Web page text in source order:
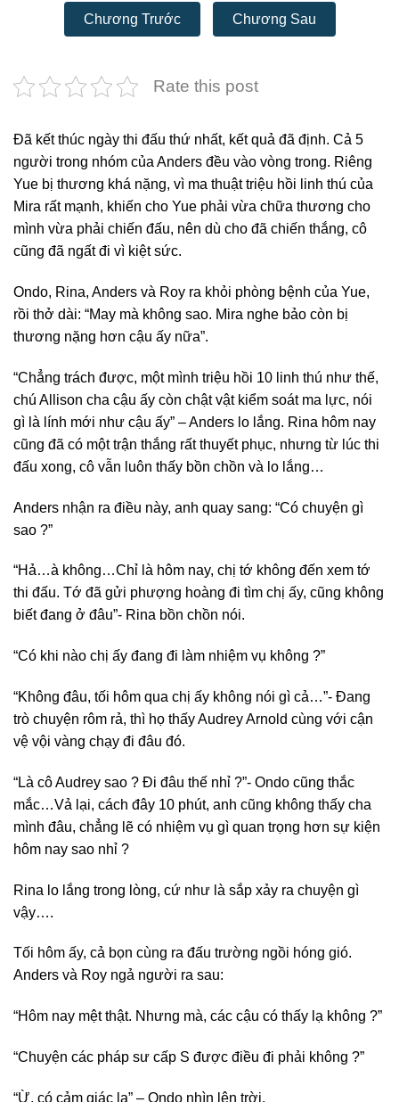
Chương Trước Chương Sau
Rate this post
Đã kết thúc ngày thi đấu thứ nhất, kết quả đã định. Cả 5
người trong nhóm của Anders đều vào vòng trong. Riêng
Yue bị thương khá nặng, vì ma thuật triệu hồi linh thú của
Mira rất mạnh, khiến cho Yue phải vừa chữa thương cho
mình vừa phải chiến đấu, nên dù cho đã chiến thắng, cô
cũng đã ngất đi vì kiệt sức.
Ondo, Rina, Anders và Roy ra khỏi phòng bệnh của Yue,
rồi thở dài: “May mà không sao. Mira nghe bảo còn bị
thương nặng hơn cậu ấy nữa”.
“Chẳng trách được, một mình triệu hồi 10 linh thú như thế,
chú Allison cha cậu ấy còn chật vật kiểm soát ma lực, nói
gì là lính mới như cậu ấy” – Anders lo lắng. Rina hôm nay
cũng đã có một trận thắng rất thuyết phục, nhưng từ lúc thi
đấu xong, cô vẫn luôn thấy bồn chồn và lo lắng…
Anders nhận ra điều này, anh quay sang: “Có chuyện gì
sao ?”
“Hả…à không…Chỉ là hôm nay, chị tớ không đến xem tớ
thi đấu. Tớ đã gửi phượng hoàng đi tìm chị ấy, cũng không
biết đang ở đâu”- Rina bồn chồn nói.
“Có khi nào chị ấy đang đi làm nhiệm vụ không ?”
“Không đâu, tối hôm qua chị ấy không nói gì cả…”- Đang
trò chuyện rôm rả, thì họ thấy Audrey Arnold cùng với cận
vệ vội vàng chạy đi đâu đó.
“Là cô Audrey sao ? Đi đâu thế nhỉ ?”- Ondo cũng thắc
mắc…Vả lại, cách đây 10 phút, anh cũng không thấy cha
mình đâu, chẳng lẽ có nhiệm vụ gì quan trọng hơn sự kiện
hôm nay sao nhỉ ?
Rina lo lắng trong lòng, cứ như là sắp xảy ra chuyện gì
vậy….
Tối hôm ấy, cả bọn cùng ra đấu trường ngồi hóng gió.
Anders và Roy ngả người ra sau:
“Hôm nay mệt thật. Nhưng mà, các cậu có thấy lạ không ?”
“Chuyện các pháp sư cấp S được điều đi phải không ?”
“Ừ, có cảm giác lạ” – Ondo nhìn lên trời.